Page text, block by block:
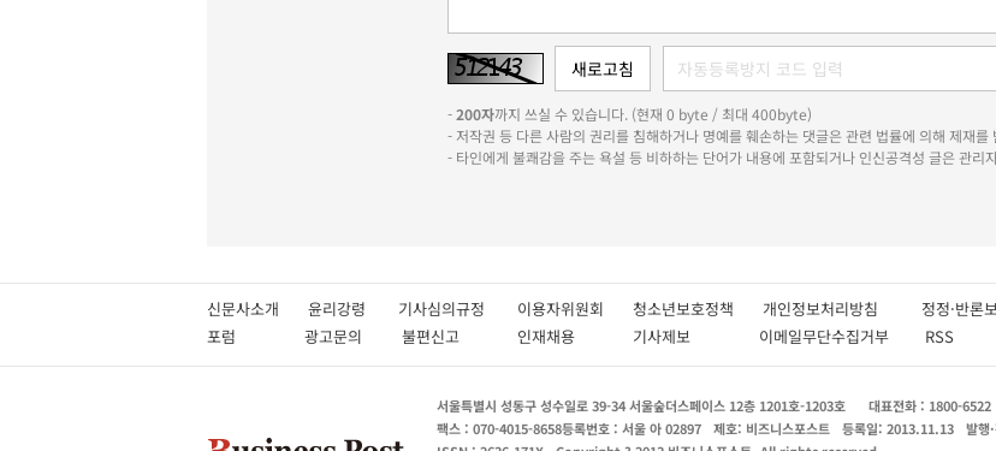
-200자까지 쓰실 수 있습니다. (현재 0 byte / 최대 400byte)
- 저작권 등 다른 사람의 권리를 침해하거나 명예를 훼손하는 댓글은 관련 법률에 의해 제재를
- 타인에게 불쾌감을 주는 욕설 등 비하하는 단어가 내용에 포함되거나 인신공격성 글은 관리
신문사소개 윤리강령 기사심의규정 이용자위원회 청소년보호정책 개인정보처리방침 정정·반론
포럼
광고문의 불편신고 인재채용 기사제보 이메일무단수집거부 RSS
서울특별시 성동구 성수일로 39-34 서울숲더스페이스 12층 1201호-1203호 대표전화 : 1800-6522
팩스 : 070-4015-8658등록번호 : 서울 아 02897 제호: 비즈니스포스트 등록일: 2013.11.13 발행